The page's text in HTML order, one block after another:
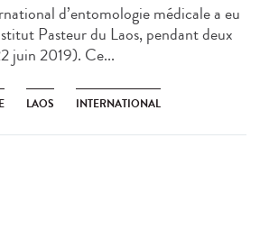
d’entomologie médicale a eu
Pasteur du Laos, pendant deux
juin 2019). Ce...
LAOS INTERNATIONAL